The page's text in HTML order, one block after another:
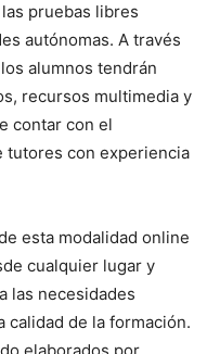
pruebas libres
autónomas. A través
alumnos tendrán
recursos multimedia y
contar con el
tutores con experiencia
esta modalidad online
cualquier lugar y
las necesidades
calidad de la formación.